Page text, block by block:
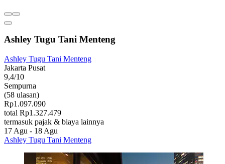
Ashley Tugu Tani Menteng
Ashley Tugu Tani Menteng
Jakarta Pusat
9,4/10
Sempurna
(58 ulasan)
Rp1.097.090
total Rp1.327.479
termasuk pajak & biaya lainnya
17 Agu - 18 Agu
Ashley Tugu Tani Menteng